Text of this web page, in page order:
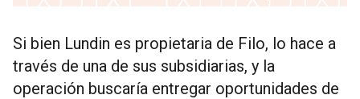
Si bien Lundin es propietaria de Filo, lo hace a
través de una de sus subsidiarias, y la
operación buscaría entregar oportunidades de